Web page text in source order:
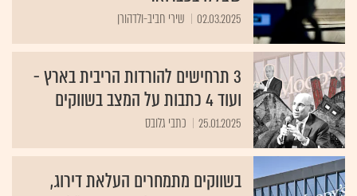
02.03.2025 שירי חביב-ולדהורן
3 תרחישים להורדות הריבית בארץ -
ועוד 4 כתבות על המצב בשווקים
25.01.2025 כתבי גלובס
בשווקים מתמחרים העלאת דירוג,